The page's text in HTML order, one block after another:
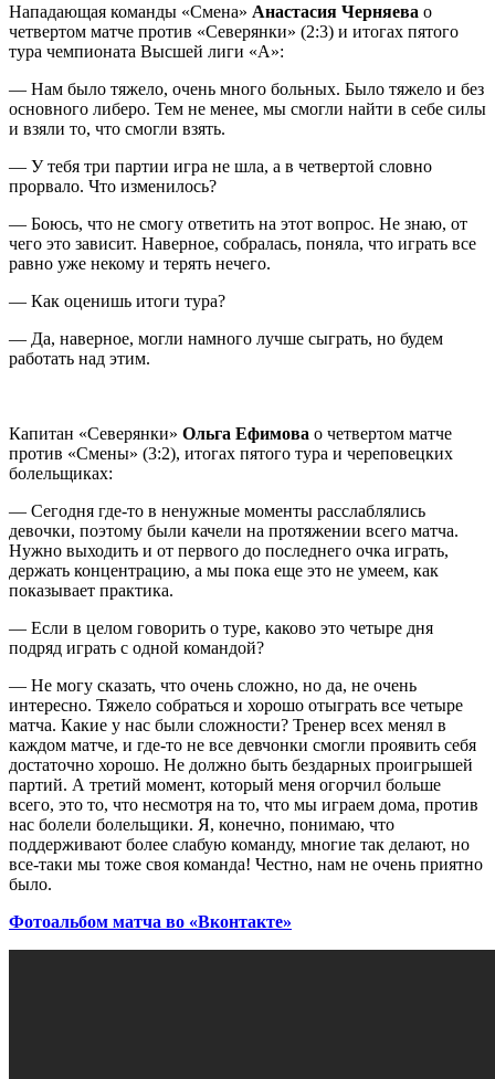
Нападающая команды «Смена» Анастасия Черняева о
четвертом матче против «Северянки» (2:3) и итогах пятого
тура чемпионата Высшей лиги «А»:
— Нам было тяжело, очень много больных. Было тяжело и без
основного либеро. Тем не менее, мы смогли найти в себе силы
и взяли то, что смогли взять.
— У тебя три партии игра не шла, а в четвертой словно
прорвало. Что изменилось?
— Боюсь, что не смогу ответить на этот вопрос. Не знаю, от
чего это зависит. Наверное, собралась, поняла, что играть все
равно уже некому и терять нечего.
— Как оценишь итоги тура?
— Да, наверное, могли намного лучше сыграть, но будем
работать над этим.
Капитан «Северянки» Ольга Ефимова о четвертом матче
против «Смены» (3:2), итогах пятого тура и череповецких
болельщиках:
— Сегодня где-то в ненужные моменты расслаблялись
девочки, поэтому были качели на протяжении всего матча.
Нужно выходить и от первого до последнего очка играть,
держать концентрацию, а мы пока еще это не умеем, как
показывает практика.
— Если в целом говорить о туре, каково это четыре дня
подряд играть с одной командой?
— Не могу сказать, что очень сложно, но да, не очень
интересно. Тяжело собраться и хорошо отыграть все четыре
матча. Какие у нас были сложности? Тренер всех менял в
каждом матче, и где-то не все девчонки смогли проявить себя
достаточно хорошо. Не должно быть бездарных проигрышей
партий. А третий момент, который меня огорчил больше
всего, это то, что несмотря на то, что мы играем дома, против
нас болели болельщики. Я, конечно, понимаю, что
поддерживают более слабую команду, многие так делают, но
все-таки мы тоже своя команда! Честно, нам не очень приятно
было.
Фотоальбом матча во «Вконтакте»